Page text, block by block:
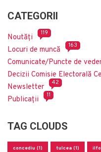
CATEGORII
Noutăți 119
Locuri de muncă 163
Comunicate/Puncte de
Decizii Comisie Electorală
Newsletter 42
Publicații 11
TAG CLOUDS
concediu (1) tulcea (1)